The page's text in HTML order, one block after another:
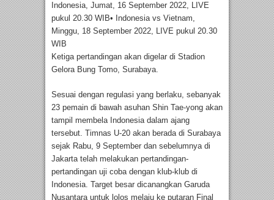
Indonesia, Jumat, 16 September 2022, LIVE
pukul 20.30 WIB• Indonesia vs Vietnam,
Minggu, 18 September 2022, LIVE pukul 20.30
WIB
Ketiga pertandingan akan digelar di Stadion
Gelora Bung Tomo, Surabaya.
Sesuai dengan regulasi yang berlaku, sebanyak
23 pemain di bawah asuhan Shin Tae-yong akan
tampil membela Indonesia dalam ajang
tersebut. Timnas U-20 akan berada di Surabaya
sejak Rabu, 9 September dan sebelumnya di
Jakarta telah melakukan pertandingan-
pertandingan uji coba dengan klub-klub di
Indonesia. Target besar dicanangkan Garuda
Nusantara untuk lolos melaju ke putaran Final